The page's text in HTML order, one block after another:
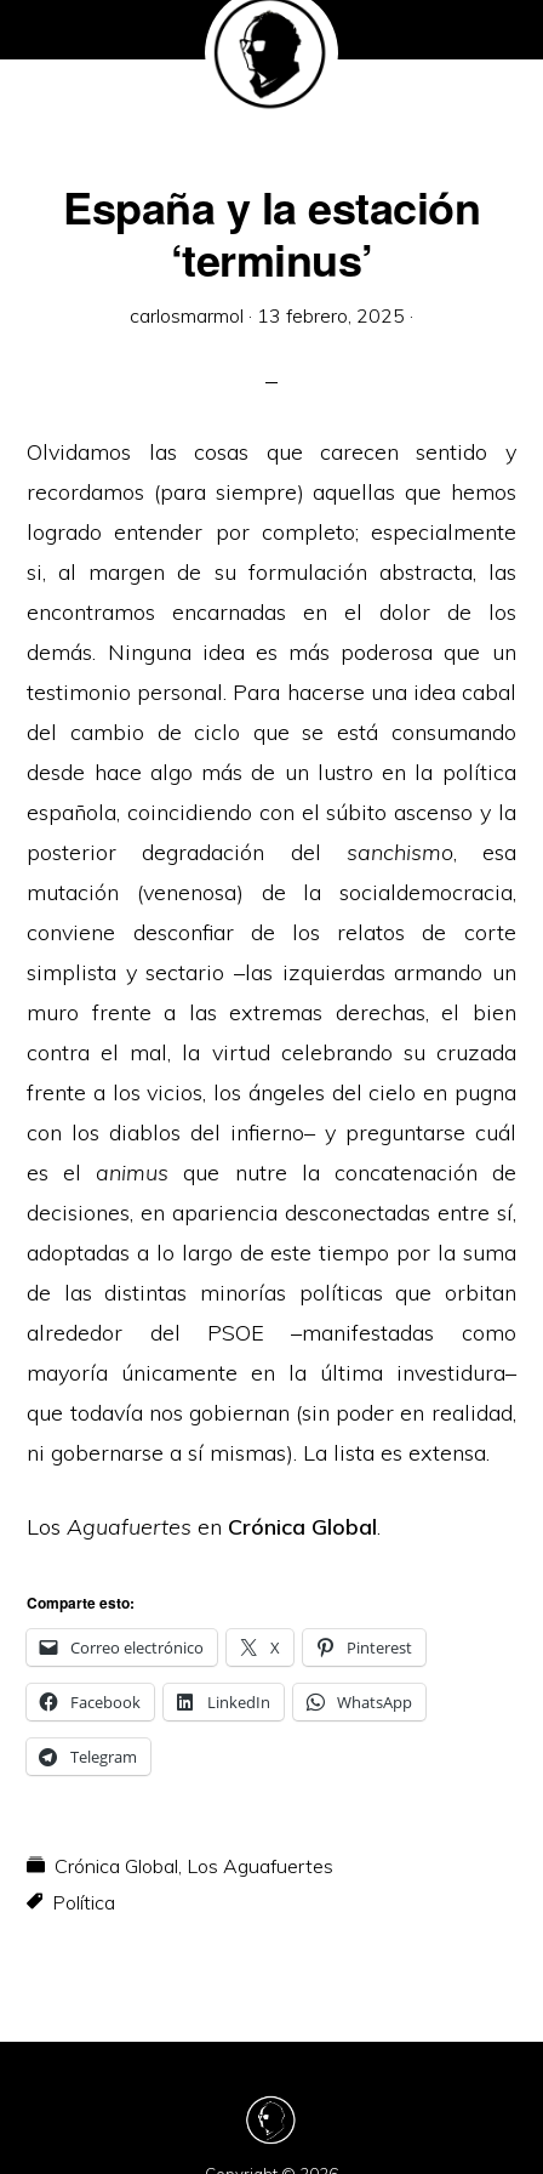
España y la estación
‘terminus’
carlosmarmol · 13 febrero, 2025 ·
Olvidamos las cosas que carecen sentido y
recordamos (para siempre) aquellas que hemos
logrado entender por completo; especialmente
si, al margen de su formulación abstracta, las
encontramos encarnadas en el dolor de los
demás. Ninguna idea es más poderosa que un
testimonio personal. Para hacerse una idea cabal
del cambio de ciclo que se está consumando
desde hace algo más de un lustro en la política
española, coincidiendo con el súbito ascenso y la
posterior degradación del sanchismo, esa
mutación (venenosa) de la socialdemocracia,
conviene desconfiar de los relatos de corte
simplista y sectario –las izquierdas armando un
muro frente a las extremas derechas, el bien
contra el mal, la virtud celebrando su cruzada
frente a los vicios, los ángeles del cielo en pugna
con los diablos del infierno– y preguntarse cuál
es el animus que nutre la concatenación de
decisiones, en apariencia desconectadas entre sí,
adoptadas a lo largo de este tiempo por la suma
de las distintas minorías políticas que orbitan
alrededor del PSOE –manifestadas como
mayoría únicamente en la última investidura–
que todavía nos gobiernan (sin poder en realidad,
ni gobernarse a sí mismas). La lista es extensa.
LosAguafuertes en Crónica Global.
Comparte esto:
Correo electrónico X Pinterest
Facebook LinkedIn WhatsApp
Telegram
Crónica Global, Los Aguafuertes
Política